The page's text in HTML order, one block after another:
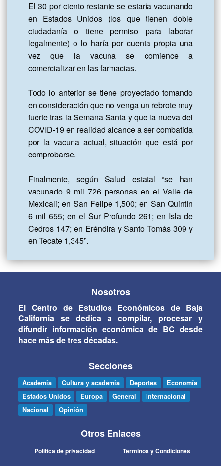
El 30 por ciento restante se estaría vacunando
en Estados Unidos (los que tienen doble
ciudadanía o tiene permiso para laborar
legalmente) o lo haría por cuenta propia una
vez que la vacuna se comience a
comercializar en las farmacias.
Todo lo anterior se tiene proyectado tomando
en consideración que no venga un rebrote muy
fuerte tras la Semana Santa y que la nueva del
COVID-19 en realidad alcance a ser combatida
por la vacuna actual, situación que está por
comprobarse.
Finalmente, según Salud estatal “se han
vacunado 9 mil 726 personas en el Valle de
Mexicali; en San Felipe 1,500; en San Quintín
6 mil 655; en el Sur Profundo 261; en Isla de
Cedros 147; en Eréndira y Santo Tomás 309 y
en Tecate 1,345”.
Nosotros
El Centro de Estudios Económicos de Baja
California se dedica a compilar, procesar y
difundir información económica de BC desde
hace más de tres décadas.
Secciones
Academia Cultura y academia Deportes
Economía
Estados Unidos
Europa General
Internacional
Nacional
Opinión
Otros Enlaces
Politica de privacidad Terminos y Condiciones